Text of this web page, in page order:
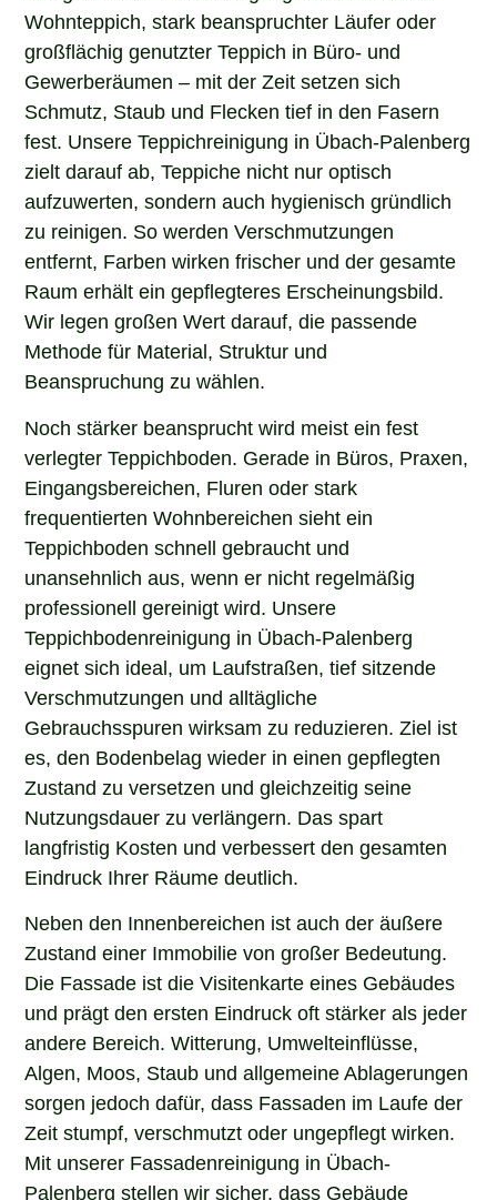
Wohnteppich, stark beanspruchter Läufer oder
großflächig genutzter Teppich in Büro- und
Gewerberäumen – mit der Zeit setzen sich
Schmutz, Staub und Flecken tief in den Fasern
fest. Unsere Teppichreinigung in Übach-Palenberg
zielt darauf ab, Teppiche nicht nur optisch
aufzuwerten, sondern auch hygienisch gründlich
zu reinigen. So werden Verschmutzungen
entfernt, Farben wirken frischer und der gesamte
Raum erhält ein gepflegteres Erscheinungsbild.
Wir legen großen Wert darauf, die passende
Methode für Material, Struktur und
Beanspruchung zu wählen.
Noch stärker beansprucht wird meist ein fest
verlegter Teppichboden. Gerade in Büros, Praxen,
Eingangsbereichen, Fluren oder stark
frequentierten Wohnbereichen sieht ein
Teppichboden schnell gebraucht und
unansehnlich aus, wenn er nicht regelmäßig
professionell gereinigt wird. Unsere
Teppichbodenreinigung in Übach-Palenberg
eignet sich ideal, um Laufstraßen, tief sitzende
Verschmutzungen und alltägliche
Gebrauchsspuren wirksam zu reduzieren. Ziel ist
es, den Bodenbelag wieder in einen gepflegten
Zustand zu versetzen und gleichzeitig seine
Nutzungsdauer zu verlängern. Das spart
langfristig Kosten und verbessert den gesamten
Eindruck Ihrer Räume deutlich.
Neben den Innenbereichen ist auch der äußere
Zustand einer Immobilie von großer Bedeutung.
Die Fassade ist die Visitenkarte eines Gebäudes
und prägt den ersten Eindruck oft stärker als jeder
andere Bereich. Witterung, Umwelteinflüsse,
Algen, Moos, Staub und allgemeine Ablagerungen
sorgen jedoch dafür, dass Fassaden im Laufe der
Zeit stumpf, verschmutzt oder ungepflegt wirken.
Mit unserer Fassadenreinigung in Übach-
Palenberg stellen wir sicher, dass Gebäude